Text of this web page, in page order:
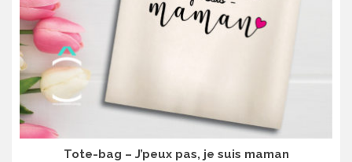
Tote-bag – J’peux pas, je suis maman